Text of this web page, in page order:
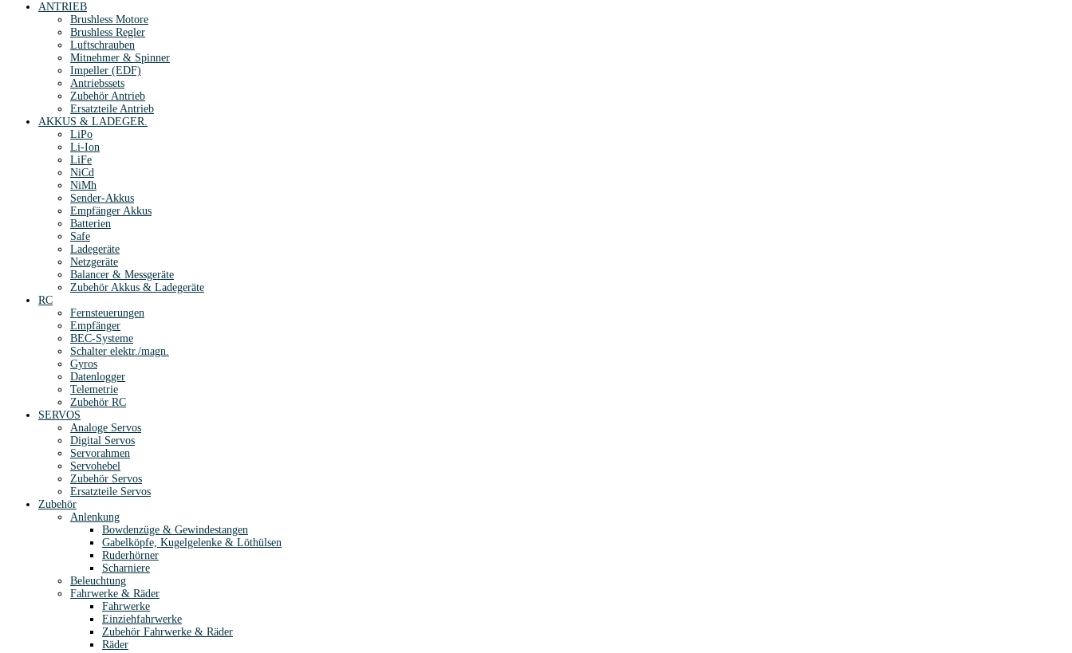
ANTRIEB
Brushless Motore
Brushless Regler
Luftschrauben
Mitnehmer & Spinner
Impeller (EDF)
Antriebssets
Zubehör Antrieb
Ersatzteile Antrieb
AKKUS & LADEGER.
LiPo
Li-Ion
LiFe
NiCd
NiMh
Sender-Akkus
Empfänger Akkus
Batterien
Safe
Ladegeräte
Netzgeräte
Balancer & Messgeräte
Zubehör Akkus & Ladegeräte
RC
Fernsteuerungen
Empfänger
BEC-Systeme
Schalter elektr./magn.
Gyros
Datenlogger
Telemetrie
Zubehör RC
SERVOS
Analoge Servos
Digital Servos
Servorahmen
Servohebel
Zubehör Servos
Ersatzteile Servos
Zubehör
Anlenkung
Bowdenzüge & Gewindestangen
Gabelköpfe, Kugelgelenke & Löthülsen
Ruderhörner
Scharniere
Beleuchtung
Fahrwerke & Räder
Fahrwerke
Einziehfahrwerke
Zubehör Fahrwerke & Räder
Räder